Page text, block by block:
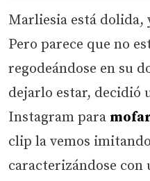
Marliesia está dolida,
Pero parece que no
regodeándose en su
dejarlo estar, decidió
Instagram para
clip la vemos
caracterizándose con